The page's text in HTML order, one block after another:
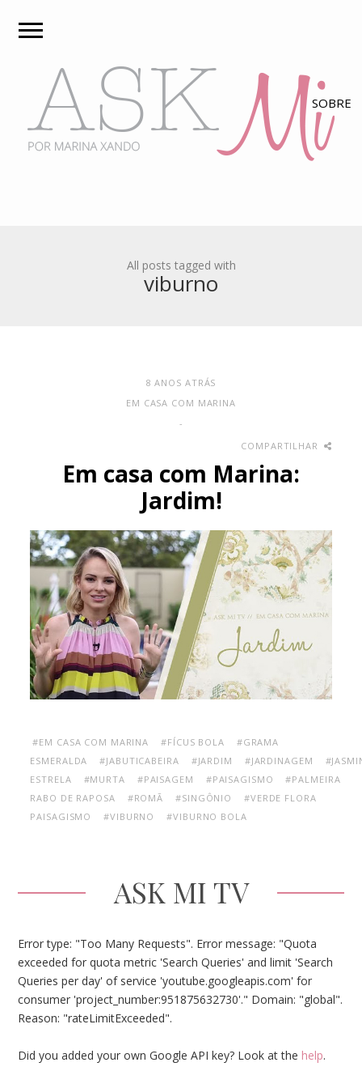
All posts tagged with
viburno
8 ANOS ATRÁS
EM CASA COM MARINA
-
COMPARTILHAR
Em casa com Marina:
Jardim!
#EM CASA COM MARINA #FÍCUS BOLA
#GRAMA
ESMERALDA
#JABUTICABEIRA #JARDIM #JARDINAGEM
ESTRELA
#MURTA #PAISAGEM #PAISAGISMO
#PALMEIRA
RABO DE RAPOSA
#ROMÃ #SINGÔNIO
#VERDE FLORA
PAISAGISMO
#VIBURNO #VIBURNO BOLA
ASK MI TV
Error type: "Too Many Requests". Error message: "Quota
exceeded for quota metric 'Search Queries' and limit 'Search
Queries per day' of service 'youtube.googleapis.com' for
consumer 'project_number:951875632730'." Domain: "global".
Reason: "rateLimitExceeded".
Did you added your own Google API key? Look at the help.